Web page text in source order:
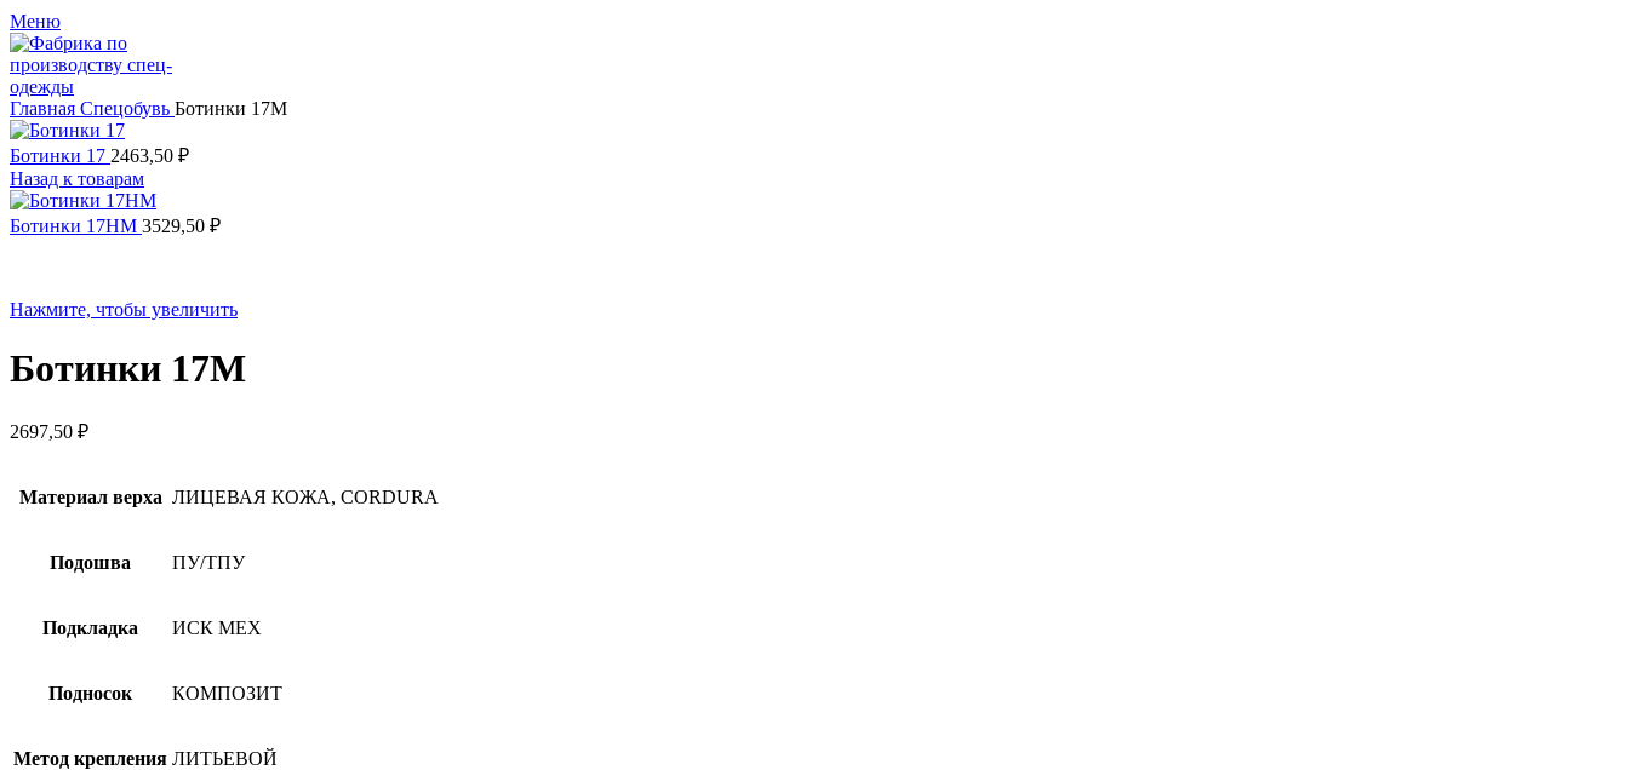
Меню
Главная Спецобувь Ботинки 17М
Ботинки 17 2463,50 ₽
Назад к товарам
Ботинки 17НМ 3529,50 ₽
Нажмите, чтобы увеличить
Ботинки 17М
2697,50 ₽
Материал верха ЛИЦЕВАЯ КОЖА, CORDURA
Подошва ПУ/ТПУ
Подкладка ИСК МЕХ
Подносок КОМПОЗИТ
Метод крепления ЛИТЬЕВОЙ